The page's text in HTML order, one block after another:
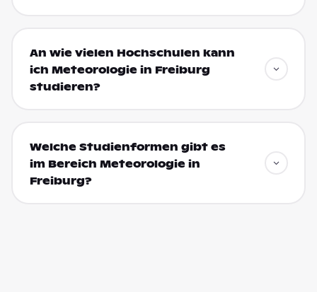
An wie vielen Hochschulen kann
ich Meteorologie in Freiburg
studieren?
Welche Studienformen gibt es
im Bereich Meteorologie in
Freiburg?